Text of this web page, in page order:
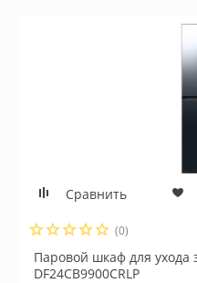
Сравнить
(0)
Паровой шкаф для ухода
DF24CB9900CRLP